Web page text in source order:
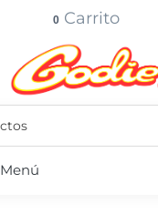
0 Carrito
Menú